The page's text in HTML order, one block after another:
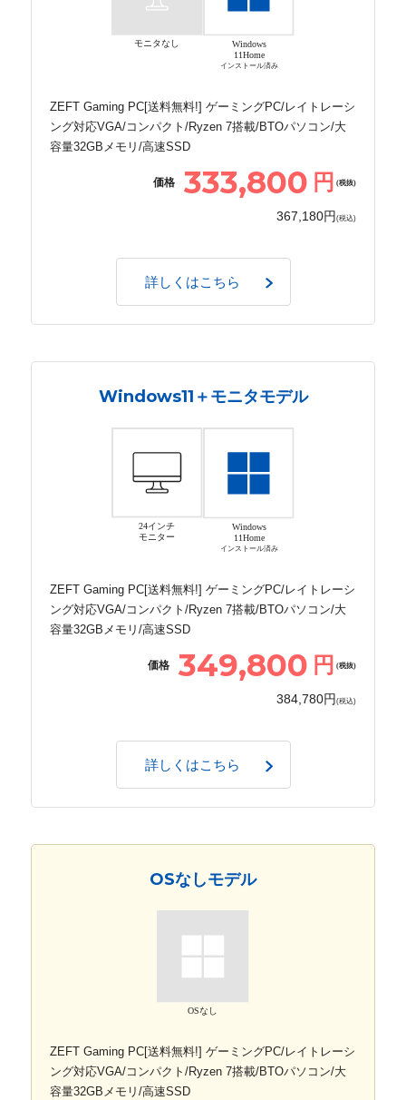
モニタなし
Windows
11Home
インストール済み
ZEFT Gaming PC[送料無料!] ゲーミングPC/レイトレーシ
ング対応VGA/コンパクト/Ryzen 7搭載/BTOパソコン/大
容量32GBメモリ/高速SSD
価格 333,800 円 (税抜)
367,180円 (税込)
詳しくはこちら
Windows11＋モニタモデル
24インチ
モニター
Windows
11Home
インストール済み
ZEFT Gaming PC[送料無料!] ゲーミングPC/レイトレーシ
ング対応VGA/コンパクト/Ryzen 7搭載/BTOパソコン/大
容量32GBメモリ/高速SSD
価格 349,800 円 (税抜)
384,780円 (税込)
詳しくはこちら
OSなしモデル
OSなし
ZEFT Gaming PC[送料無料!] ゲーミングPC/レイトレーシ
ング対応VGA/コンパクト/Ryzen 7搭載/BTOパソコン/大
容量32GBメモリ/高速SSD